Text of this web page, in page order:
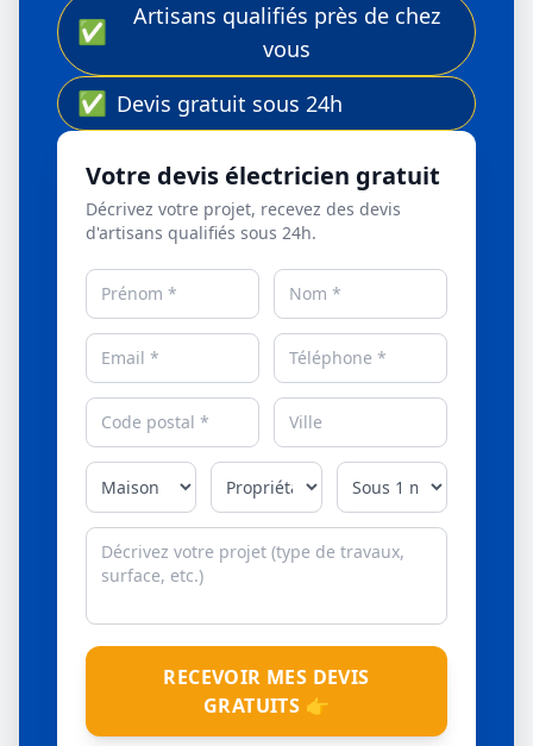
✅
Artisans qualifiés près de chez
vous
✅ Devis gratuit sous 24h
Votre devis électricien gratuit
Décrivez votre projet, recevez des devis
d'artisans qualifiés sous 24h.
RECEVOIR MES DEVIS
GRATUITS 👉